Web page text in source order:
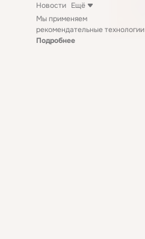
Новости Ещё
Мы применяем
рекомендательные технологии
Подробнее